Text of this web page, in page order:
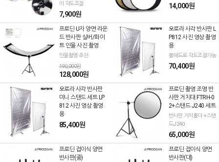
이 각도조절
7,900원
14,000원
프로딘 U자 양면 라운
드 반사판 실버/화이
트 인물 사진 촬영
인물촬영 추천
190,000원
128,000원
오로라 사각 반사판 L
P812 사진 영상 촬영
용
볼헤드로 각도조절가능
70,400원
오로라 사각 반사판
미니 스탠드 세트 LP
812 사진 영상 촬영
용
85,400원
프로딘 촬영 조명 반
사판 거치대 FTRH-0
2+스탠드 J240 세트
반사판 거치홀더 +스탠
드J240
65,000원
프로딘 접이식 양면
반사판(중)
프로딘 접이식 양면
반사판(대)